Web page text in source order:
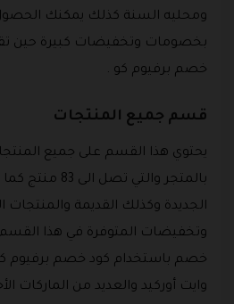
ومحليه السنة كذلك يمكنك
بخصومات وتخفيضات كبيرة حين
خصم برفيوم كو .
قسم جميع المنتجات
يحتوي هذا القسم على جميع
بالمتجر والتي
الجديدة وكذلك القديمة
وتخفيضات المتوفرة في هذا القسم
خصم باستخدام كود خصم برفيوم كو
وايت أوركيد والعديد من الماركات